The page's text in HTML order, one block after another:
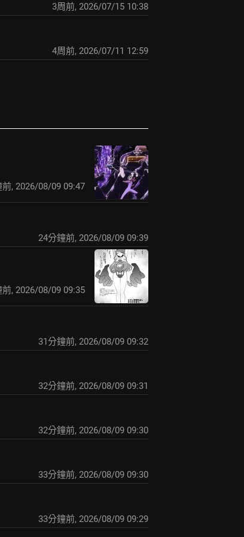
3周前, 2026/07/15 10:38
4周前, 2026/07/11 12:59
前, 2026/08/09 09:47
24分鐘前, 2026/08/09 09:39
前, 2026/08/09 09:35
31分鐘前, 2026/08/09 09:32
32分鐘前, 2026/08/09 09:31
33分鐘前, 2026/08/09 09:30
33分鐘前, 2026/08/09 09:30
34分鐘前, 2026/08/09 09:29